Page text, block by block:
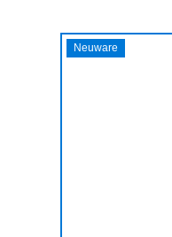
Neuware